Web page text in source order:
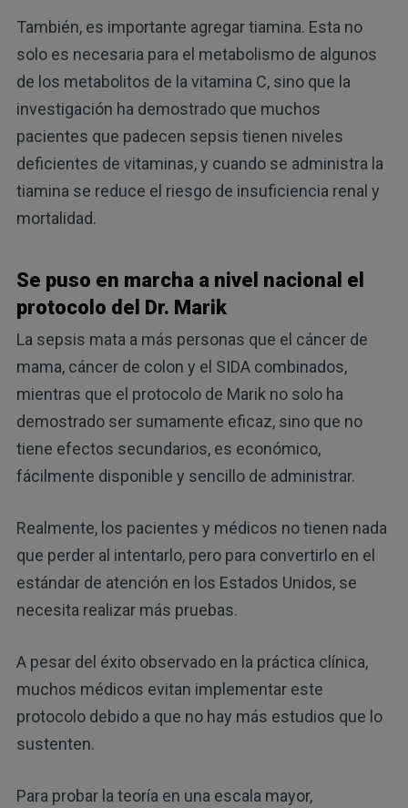
También, es importante agregar tiamina. Esta no
solo es necesaria para el metabolismo de algunos
de los metabolitos de la vitamina C, sino que la
investigación ha demostrado que muchos
pacientes que padecen sepsis tienen niveles
deficientes de vitaminas, y cuando se administra la
tiamina se reduce el riesgo de insuficiencia renal y
mortalidad.
Se puso en marcha a nivel nacional el
protocolo del Dr. Marik
La sepsis mata a más personas que el cáncer de
mama, cáncer de colon y el SIDA combinados,
mientras que el protocolo de Marik no solo ha
demostrado ser sumamente eficaz, sino que no
tiene efectos secundarios, es económico,
fácilmente disponible y sencillo de administrar.
Realmente, los pacientes y médicos no tienen nada
que perder al intentarlo, pero para convertirlo en el
estándar de atención en los Estados Unidos, se
necesita realizar más pruebas.
A pesar del éxito observado en la práctica clínica,
muchos médicos evitan implementar este
protocolo debido a que no hay más estudios que lo
sustenten.
Para probar la teoría en una escala mayor,